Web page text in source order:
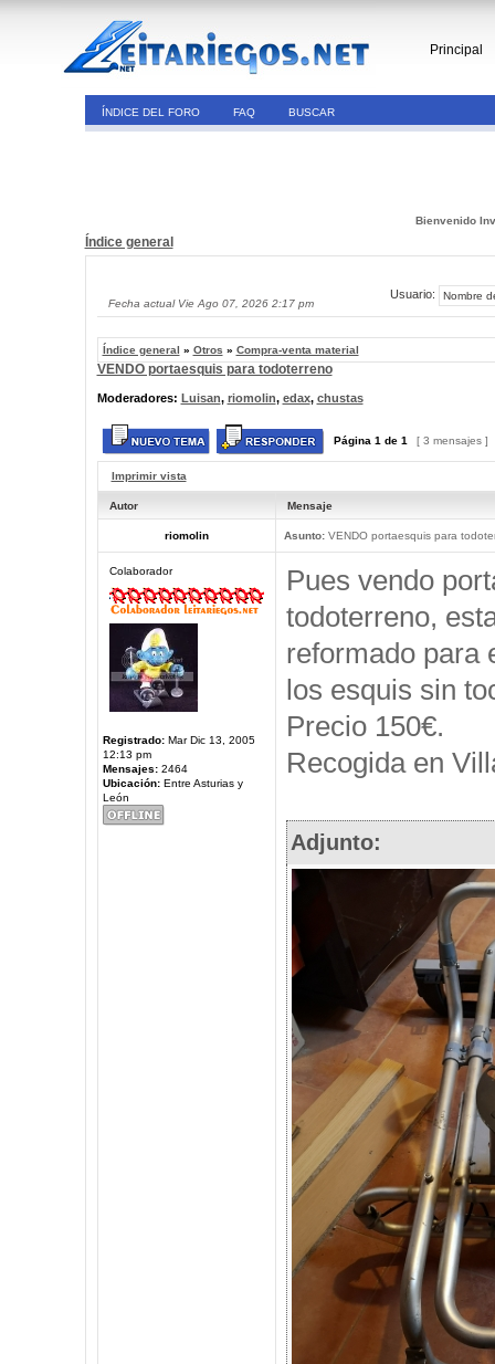
Principal
ÍNDICE DEL FORO FAQ BUSCAR
Bienvenido
Índice general
Fecha actual Vie Ago 07, 2026 2:17 pm
Usuario:
Índice general » Otros » Compra-venta material
VENDO portaesquis para todoterreno
Moderadores: Luisan, riomolin, edax, chustas
Página 1 de 1 [ 3 mensajes ]
Imprimir vista
Autor Mensaje
riomolin Asunto:VENDO portaesquis para
Colaborador
Registrado:Mar Dic 13, 2005
12:13 pm
Mensajes:2464
Ubicación:Entre Asturias y
León
Pues vendo
todoterreno,
reformado para
los esquis sin
Precio 150€.
Recogida en
Adjunto: